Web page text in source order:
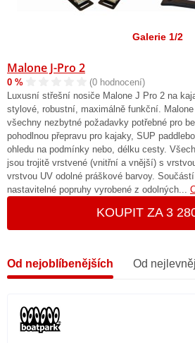
Galerie 1/2
Malone J-Pro 2
0 %
(0 hodnocení)
Luxusní střešní nosiče Malone J Pro 2 na
stylové, robustní, maximálně funkční.
všechny nezbytné požadavky potřebné pro
pohodlnou přepravu pro kajaky, SUP
ohledu na podmínky nebo, délku cesty.
jsou trojitě vrstvené (vnitřní a vnější) s
vrstvou UV odolné práškové barvoy.
nastavitelné popruhy vyrobené z odolných...
KOUPIT ZA 3
Od nejoblíbenějších Od